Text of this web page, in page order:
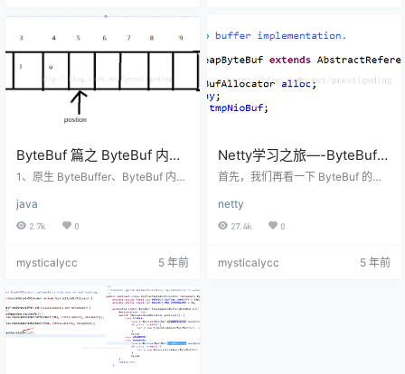
ert.x 或者 Quarkus。 wxw752：我
们公司使用 Netty 处理 WebSoc…
的一些算法有slab，buddy，jemall
理应该是借鉴了FreeBS…
ByteBuf 篇之 ByteBuf 内部
结构与 API 学习
1、原生 ByteBuffer、ByteBuf 内部
nio.ByteBuffe r的内部结构设计。 B
yteBuffer 内部持有一个 byte[] bt,
再加上 position、limit、capacity、
操作的位置，调用 get() 方法，返回
t 方法…
java
2.7k 0
mysticalycc 5 年前
Netty学习之旅—-ByteBuf源
码解读之初探
UnpooledDirectByteBuf
首先，我们再看一下 ByteBuf 的类
f。 ByteBuf 继承自 ReferenceCou
nted,引用计数，也就是说 ByteBuf
的内存回收使用的是引用计数器来
非池化的堆内存实现，而 Unpooled
netty
27.4k 0
mysticalycc 5 年前